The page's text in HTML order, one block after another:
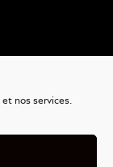
nos services.